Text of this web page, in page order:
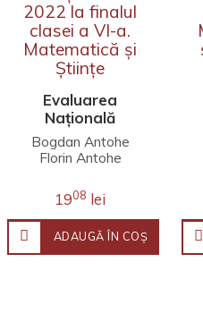
Evaluarea
Națională
2022 la finalul
clasei a VI-a.
Științe
Bogdan Antohe
Florin Antohe
1908 lei
ADAUGĂ ÎN COŞ